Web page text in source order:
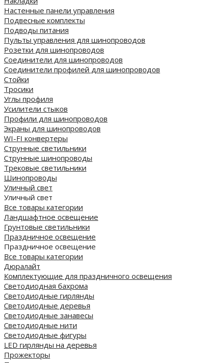
Настенные панели управления
Подвесные комплекты
Подводы питания
Пульты управления для шинопроводов
Розетки для шинопроводов
Соединители для шинопроводов
Соединители профилей для шинопроводов
Стойки
Тросики
Углы профиля
Усилители стыков
Профили для шинопроводов
Экраны для шинопроводов
WI-FI конвертеры
Струнные светильники
Струнные шинопроводы
Трековые светильники
Шинопроводы
Уличный свет
Уличный свет
Все товары категории
Ландшафтное освещение
Грунтовые светильники
Праздничное освещение
Праздничное освещение
Все товары категории
Дюралайт
Комплектующие для праздничного освещения
Светодиодная бахрома
Светодиодные гирлянды
Светодиодные деревья
Светодиодные занавесы
Светодиодные нити
Светодиодные фигуры
LED гирлянды на деревья
Прожекторы